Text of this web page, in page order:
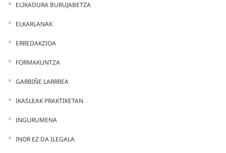
ELIKADURA BURUJABETZA
ELKARLANAK
ERREDAKZIOA
FORMAKUNTZA
GARBIÑE LARRREA
IKASLEAK PRAKTIKETAN
INGURUMENA
INOR EZ DA ILEGALA